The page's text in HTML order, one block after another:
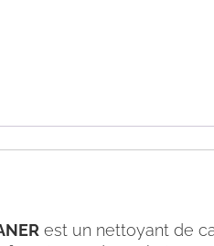
est un nettoyant de